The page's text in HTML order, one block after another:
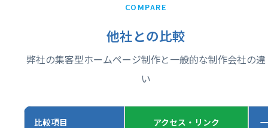
COMPARE
他社との比較
弊社の集客型ホームページ制作と一般的な制作会社の違
い
比較項目 アクセス・リンク